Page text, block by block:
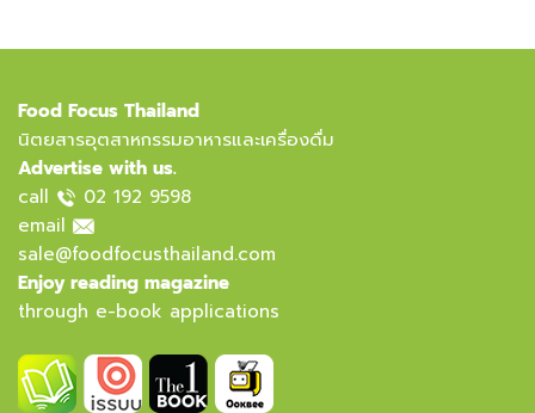
Food Focus Thailand
นิตยสารอุตสาหกรรมอาหารและเครื่องดื่ม
Advertise with us.
call
02 192 9598
email
sale@foodfocusthailand.com
Enjoy reading magazine
through e-book applications